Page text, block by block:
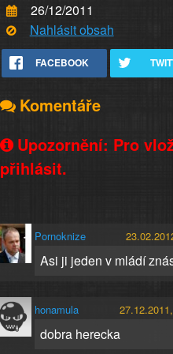
26/12/2011
Nahlásit obsah
FACEBOOK
Komentáře
Upozornění: Pro
přihlásit.
Pornoknize
Asi ji jeden v mládí
honamula
dobra herecka